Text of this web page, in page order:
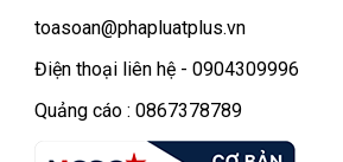
toasoan@phapluatplus.vn
Điện thoại liên hệ - 0904309996
Quảng cáo : 0867378789